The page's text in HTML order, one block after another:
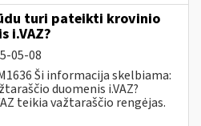
turi pateikti krovinio
i.VAZ?
05-08
Ši informacija skelbiama:
duomenis i.VAZ?
teikia važtaraščio rengėjas.